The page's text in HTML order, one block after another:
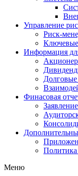
Управление
Риск-
Информация
Финасовая
Меню